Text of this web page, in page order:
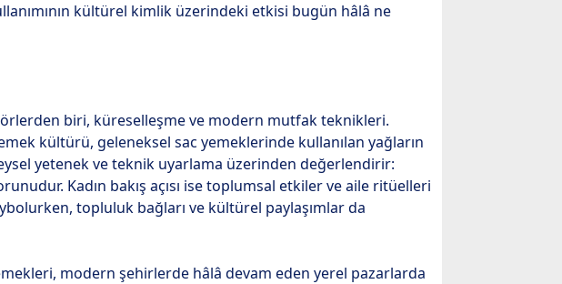
kültürel kimlik üzerindeki etkisi bugün hâlâ ne
biri, küreselleşme ve modern mutfak teknikleri.
kültürü, geleneksel sac yemeklerinde kullanılan yağların
yetenek ve teknik uyarlama üzerinden değerlendirir:
Kadın bakış açısı ise toplumsal etkiler ve aile ritüelleri
topluluk bağları ve kültürel paylaşımlar da
modern şehirlerde hâlâ devam eden yerel pazarlarda